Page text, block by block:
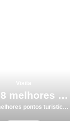
Os 18 melhores pontos turisticos para visitar em Vila do Bispo
Os 18 melhores pontos turisticos para visitar em Vila do Bispo